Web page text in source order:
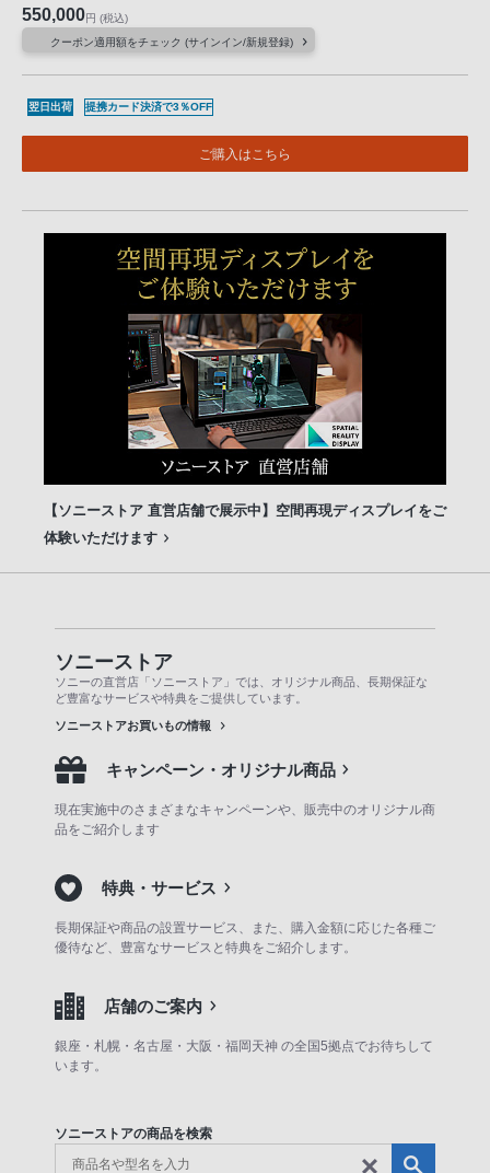
550,000円 (税込)
クーポン適用額をチェック (サインイン/新規登録)
翌日出荷 提携カード決済で3％OFF
ご購入はこちら
【ソニーストア 直営店舗で展示中】空間再現ディスプレイをご
体験いただけます
ソニーストア
ソニーの直営店「ソニーストア」では、オリジナル商品、長期保証な
ど豊富なサービスや特典をご提供しています。
ソニーストアお買いもの情報
キャンペーン・オリジナル商品
現在実施中のさまざまなキャンペーンや、販売中のオリジナル商
品をご紹介します
特典・サービス
長期保証や商品の設置サービス、また、購入金額に応じた各種ご
優待など、豊富なサービスと特典をご紹介します。
店舗のご案内
銀座・札幌・名古屋・大阪・福岡天神 の全国5拠点でお待ちして
います。
ソニーストアの商品を検索